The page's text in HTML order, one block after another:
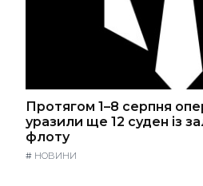
Протягом 1–8 серпня
уразили ще 12 суден із
флоту
# НОВИНИ